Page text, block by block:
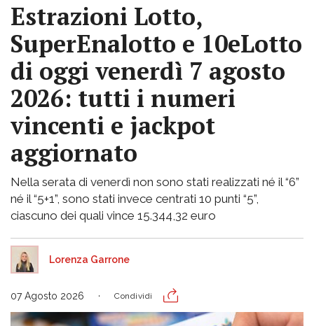
Estrazioni Lotto,
SuperEnalotto e 10eLotto
di oggi venerdì 7 agosto
2026: tutti i numeri
vincenti e jackpot
aggiornato
Nella serata di venerdì non sono stati realizzati né il “6”
né il “5+1”, sono stati invece centrati 10 punti “5”,
ciascuno dei quali vince 15.344,32 euro
Lorenza Garrone
07 Agosto 2026 Condividi